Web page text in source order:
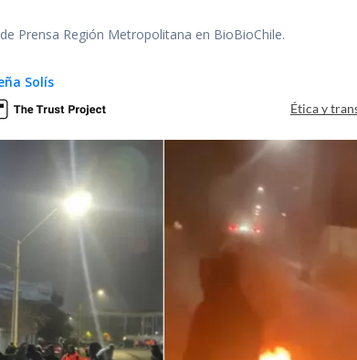
Prensa Región Metropolitana en BioBioChile.
Solís
Ética y